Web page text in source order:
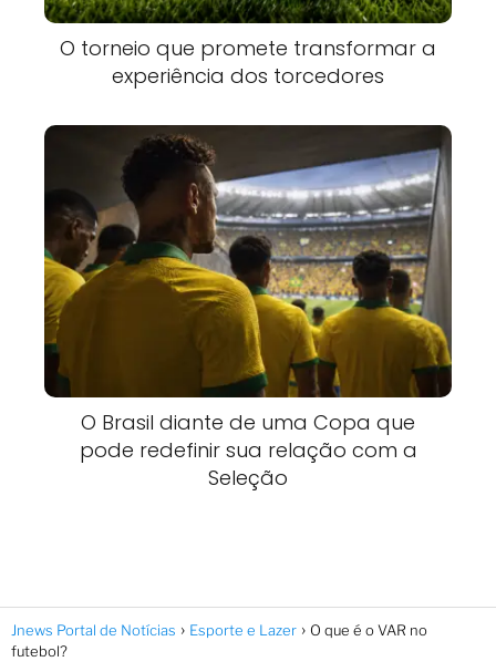
O torneio que promete transformar a
experiência dos torcedores
O Brasil diante de uma Copa que
pode redefinir sua relação com a
Seleção
Jnews Portal de Notícias Esporte e Lazer
O que é o VAR no
futebol?